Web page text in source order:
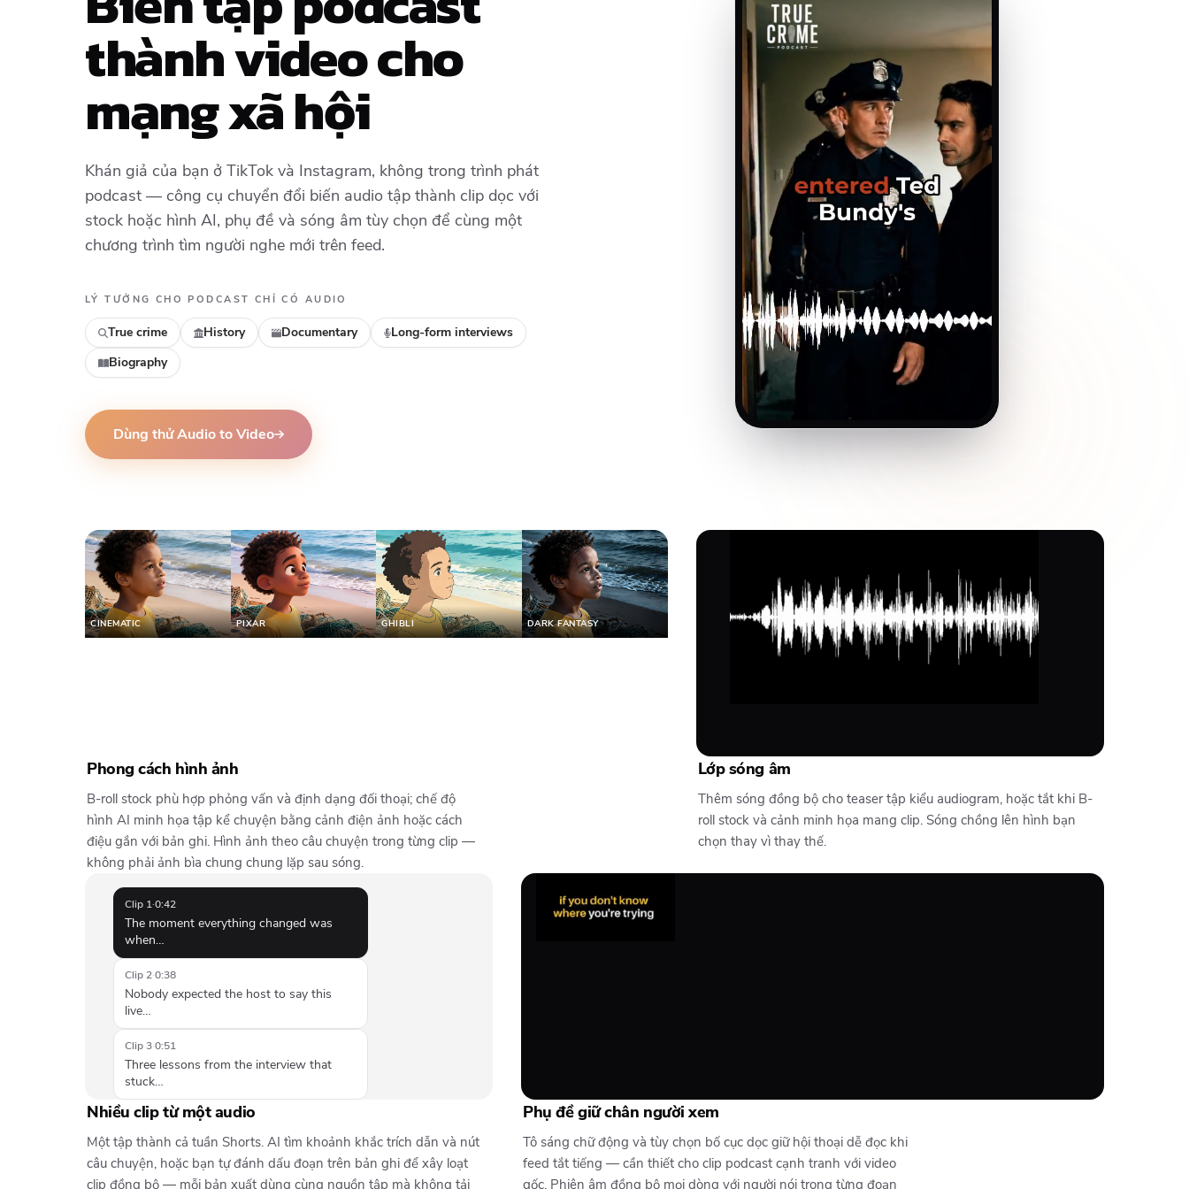
thành video cho
mạng xã hội
Khán giả của bạn ở TikTok và Instagram, không trong trình phát
podcast — công cụ chuyển đổi biến audio tập thành clip dọc với
stock hoặc hình AI, phụ đề và sóng âm tùy chọn để cùng một
chương trình tìm người nghe mới trên feed.
LÝ TƯỞNG CHO PODCAST CHỈ CÓ AUDIO
True crime History Documentary
Long-form interviews
Biography
Dùng thử Audio to Video
CINEMATIC PIXAR GHIBLI DARK FANTASY
Phong cách hình ảnh
B-roll stock phù hợp phỏng vấn và định dạng đối thoại; chế độ
hình AI minh họa tập kể chuyện bằng cảnh điện ảnh hoặc cách
điệu gắn với bản ghi. Hình ảnh theo câu chuyện trong từng clip —
không phải ảnh bìa chung chung lặp sau sóng.
Lớp sóng âm
Thêm sóng đồng bộ cho teaser tập kiểu audiogram, hoặc tắt khi B-
roll stock và cảnh minh họa mang clip. Sóng chồng lên hình bạn
chọn thay vì thay thế.
Clip 1·0:42
The moment everything changed was
when…
Clip 2·0:38
Nobody expected the host to say this
live…
Clip 3·0:51
Three lessons from the interview that
stuck…
Nhiều clip từ một audio
Một tập thành cả tuần Shorts. AI tìm khoảnh khắc trích dẫn và nút
câu chuyện, hoặc bạn tự đánh dấu đoạn trên bản ghi để xây loạt
clip đồng bộ — mỗi bản xuất dùng cùng nguồn tập mà không tải
Phụ đề giữ chân người xem
Tô sáng chữ động và tùy chọn bố cục dọc giữ hội thoại dễ đọc khi
feed tắt tiếng — cần thiết cho clip podcast cạnh tranh với video
gốc. Phiên âm đồng bộ mọi dòng với người nói trong từng đoạn